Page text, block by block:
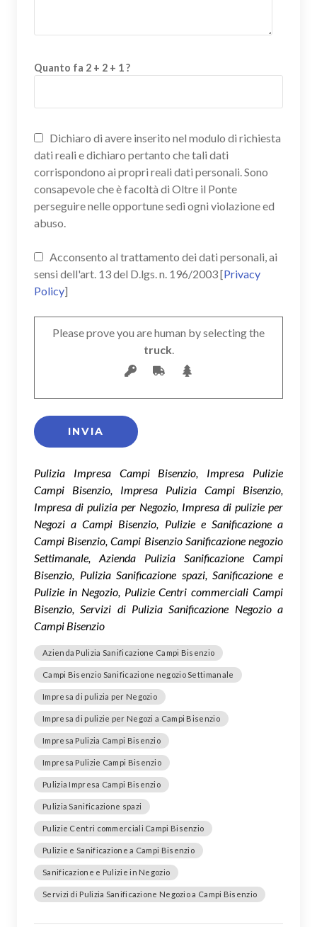
Quanto fa 2 + 2 + 1 ?
Dichiaro di avere inserito nel modulo di richiesta
dati reali e dichiaro pertanto che tali dati
corrispondono ai propri reali dati personali. Sono
consapevole che è facoltà di Oltre il Ponte
perseguire nelle opportune sedi ogni violazione ed
abuso.
Acconsento al trattamento dei dati personali, ai
sensi dell'art. 13 del D.lgs. n. 196/2003 [Privacy
Policy]
Please prove you are human by selecting the
truck
Pulizia Impresa Campi Bisenzio, Impresa Pulizie
Campi Bisenzio, Impresa Pulizia Campi Bisenzio,
Impresa di pulizia per Negozio, Impresa di pulizie per
Negozi a Campi Bisenzio, Pulizie e Sanificazione a
Campi Bisenzio, Campi Bisenzio Sanificazione negozio
Settimanale, Azienda Pulizia Sanificazione Campi
Bisenzio, Pulizia Sanificazione spazi, Sanificazione e
Pulizie in Negozio, Pulizie Centri commerciali Campi
Bisenzio, Servizi di Pulizia Sanificazione Negozio a
Campi Bisenzio
Azienda Pulizia Sanificazione Campi Bisenzio
Campi Bisenzio Sanificazione negozio Settimanale
Impresa di pulizia per Negozio
Impresa di pulizie per Negozi a Campi Bisenzio
Impresa Pulizia Campi Bisenzio
Impresa Pulizie Campi Bisenzio
Pulizia Impresa Campi Bisenzio
Pulizia Sanificazione spazi
Pulizie Centri commerciali Campi Bisenzio
Pulizie e Sanificazione a Campi Bisenzio
Sanificazione e Pulizie in Negozio
Servizi di Pulizia Sanificazione Negozio a Campi Bisenzio